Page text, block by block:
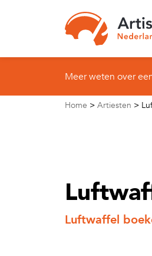
Naar hoofdinhoud
Meer weten over
Home > Artiesten >
Luftwaffel